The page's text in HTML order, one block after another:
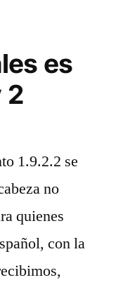
es
2
1.9.2.2 se
no
quienes
con la